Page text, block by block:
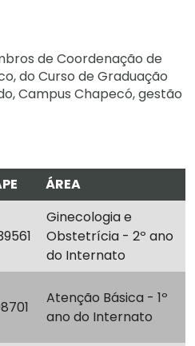
de Coordenação de
do Curso de Graduação
Campus Chapecó, gestão
ÁREA
Ginecologia e
Obstetrícia - 2º ano
do Internato
Atenção Básica - 1º
ano do Internato